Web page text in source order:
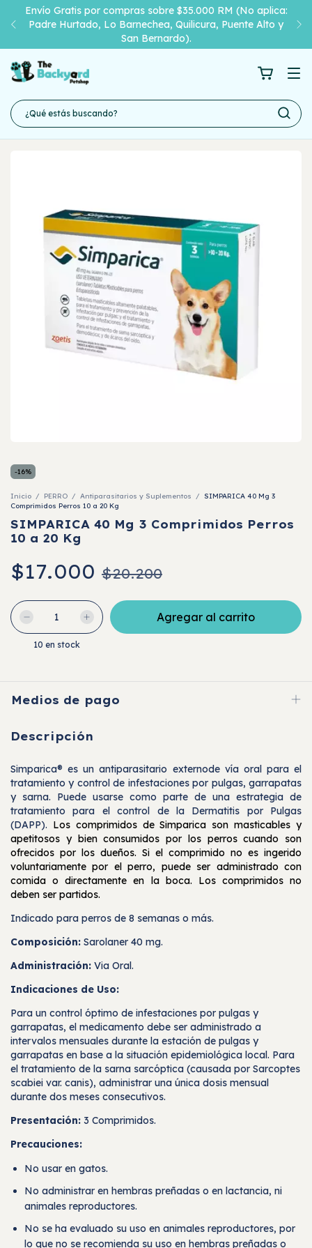
Envío Gratis por compras sobre $35.000 RM (No aplica:
Padre Hurtado, Lo Barnechea, Quilicura, Puente Alto y
San Bernardo).
-16%
Inicio / PERRO / Antiparasitarios y Suplementos / SIMPARICA 40 Mg 3
Comprimidos Perros 10 a 20 Kg
SIMPARICA 40 Mg 3 Comprimidos Perros
10 a 20 Kg
$17.000 $20.200
10 en stock
Medios de pago
Descripción
Simparica® es un antiparasitario externode vía oral para el
tratamiento y control de infestaciones por pulgas, garrapatas
y sarna. Puede usarse como parte de una estrategia de
tratamiento para el control de la Dermatitis por Pulgas
(DAPP). Los comprimidos de Simparica son masticables y
apetitosos y bien consumidos por los perros cuando son
ofrecidos por los dueños. Si el comprimido no es ingerido
voluntariamente por el perro, puede ser administrado con
comida o directamente en la boca. Los comprimidos no
deben ser partidos.
Indicado para perros de 8 semanas o más.
Composición: Sarolaner 40 mg.
Administración: Via Oral.
Indicaciones de Uso:
Para un control óptimo de infestaciones por pulgas y
garrapatas, el medicamento debe ser administrado a
intervalos mensuales durante la estación de pulgas y
garrapatas en base a la situación epidemiológica local. Para
el tratamiento de la sarna sarcóptica (causada por Sarcoptes
scabiei var. canis), administrar una única dosis mensual
durante dos meses consecutivos.
Presentación: 3 Comprimidos.
Precauciones:
No usar en gatos.
No administrar en hembras preñadas o en lactancia, ni
animales reproductores.
No se ha evaluado su uso en animales reproductores, por
lo que no se recomienda su uso en hembras preñadas o